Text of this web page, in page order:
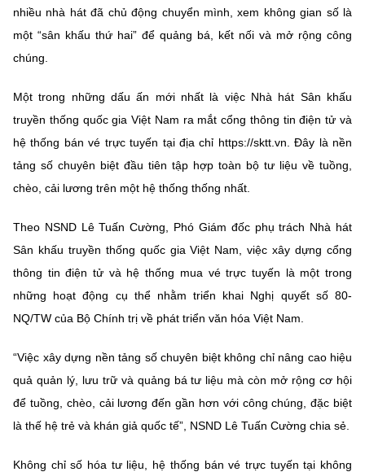
Cơ quan chủ quản: Bộ Khoa học và Công nghệ (MST)
Chịu trách nhiệm nội dung: Nguyễn Thị Hải Hằng
Liên hệ
Điện thoại: 024 3936 9506
Email: stc@mst.gov.vn
©2026 Bản quyền thuộc Bộ Khoa Học và Công Nghệ
website này)
nhiều nhà hát đã chủ động chuyển mình, xem không gian số là
một “sân khấu thứ hai” để quảng bá, kết nối và mở rộng công
chúng.
Một trong những dấu ấn mới nhất là việc Nhà hát Sân khấu
truyền thống quốc gia Việt Nam ra mắt cổng thông tin điện tử và
hệ thống bán vé trực tuyến tại địa chỉ https://sktt.vn. Đây là nền
tảng số chuyên biệt đầu tiên tập hợp toàn bộ tư liệu về tuồng,
chèo, cải lương trên một hệ thống thống nhất.
Theo NSND Lê Tuấn Cường, Phó Giám đốc phụ trách Nhà hát
Sân khấu truyền thống quốc gia Việt Nam, việc xây dựng cổng
thông tin điện tử và hệ thống mua vé trực tuyến là một trong
những hoạt động cụ thể nhằm triển khai Nghị quyết số 80-
NQ/TW của Bộ Chính trị về phát triển văn hóa Việt Nam.
“Việc xây dựng nền tảng số chuyên biệt không chỉ nâng cao hiệu
quả quản lý, lưu trữ và quảng bá tư liệu mà còn mở rộng cơ hội
để tuồng, chèo, cải lương đến gần hơn với công chúng, đặc biệt
là thế hệ trẻ và khán giả quốc tế”, NSND Lê Tuấn Cường chia sẻ.
Không chỉ số hóa tư liệu, hệ thống bán vé trực tuyến tại không